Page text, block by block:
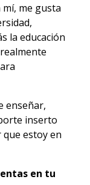
me gusta
la educación
enseñar,
inserto
que estoy en
en tu